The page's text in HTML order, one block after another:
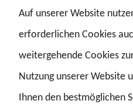
Klar sei aber auch: Die
der Bundesregierung müsse
ressortübergreifenden,
Auf unserer Website
erforderlichen Cookies
weitergehende Cookies
Nutzung unserer Website
Ihnen den bestmöglichen